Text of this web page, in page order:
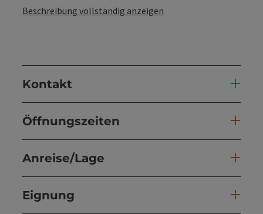
Beschreibung vollständig anzeigen
Kontakt
Öffnungszeiten
Anreise/Lage
Eignung